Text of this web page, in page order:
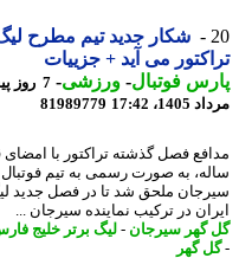
شکار جدید تیم مطرح لیگ
می آید + جزییات
فوتبال-ورزشی-
17:42
81989779
فصل گذشته تراکتور با امضای
به صورت رسمی به تیم فوتبال گل
ملحق شد تا در فصل جدید لیگ
در ترکیب نماینده سیرجان ...
سیرجان -لیگ برتر خلیج فارس-
گهر